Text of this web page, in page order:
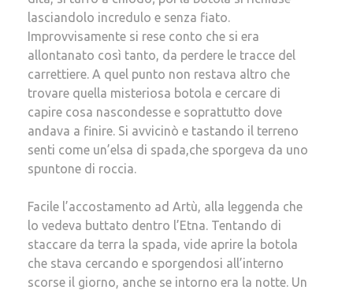
lasciandolo incredulo e senza fiato.
Improvvisamente si rese conto che si era
allontanato così tanto, da perdere le tracce del
carrettiere. A quel punto non restava altro che
trovare quella misteriosa botola e cercare di
capire cosa nascondesse e soprattutto dove
andava a finire. Si avvicinò e tastando il terreno
senti come un’elsa di spada,che sporgeva da uno
spuntone di roccia.
Facile l’accostamento ad Artù, alla leggenda che
lo vedeva buttato dentro l’Etna. Tentando di
staccare da terra la spada, vide aprire la botola
che stava cercando e sporgendosi all’interno
scorse il giorno, anche se intorno era la notte. Un